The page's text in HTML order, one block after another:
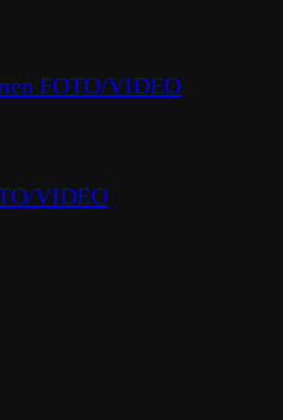
FOTO/VIDEO
VIDEO